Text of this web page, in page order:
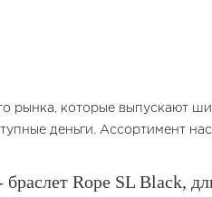
рынка, которые выпускают
деньги. Ассортимент
браслет Rope SL Black,